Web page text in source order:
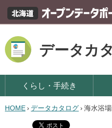
データカ
くらし・手続き
HOME› データカタログ› 海水浴